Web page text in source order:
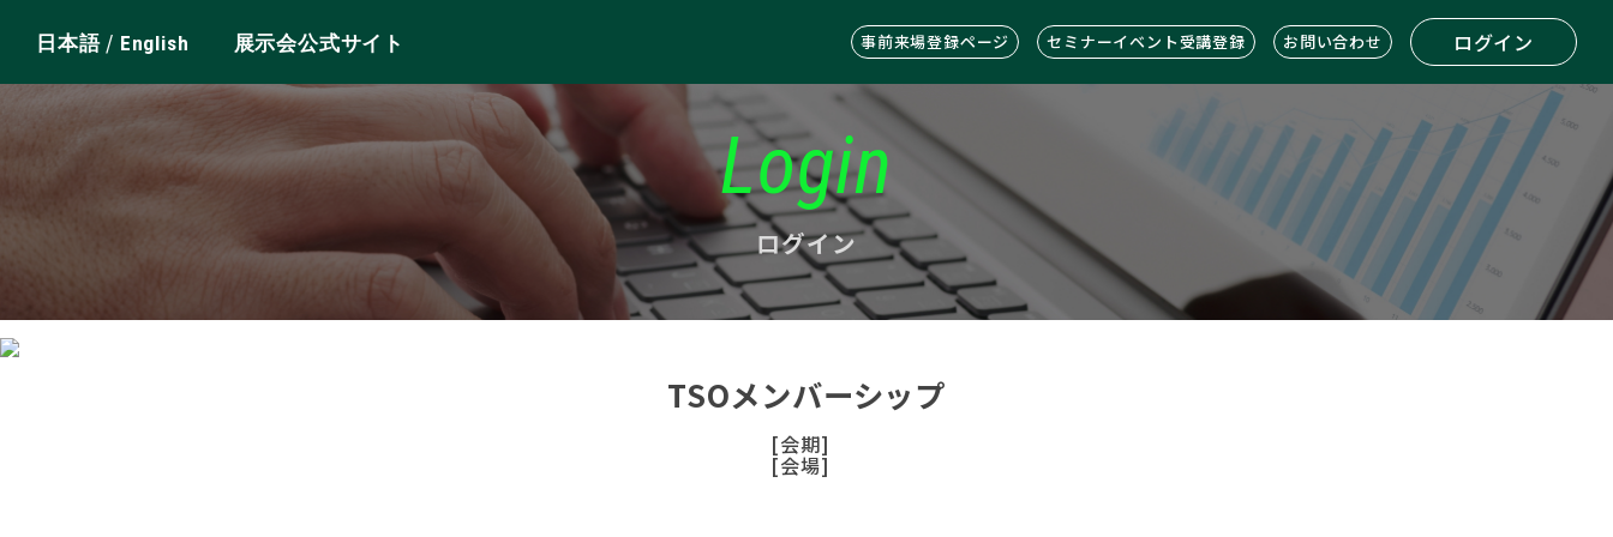
日本語/ English 展示会公式サイト 事前来場登録ページ セミナーイベント受講登録 お問い合わせ ログイン
Login
ログイン
TSOメンバーシップ
[会期]
[会場]